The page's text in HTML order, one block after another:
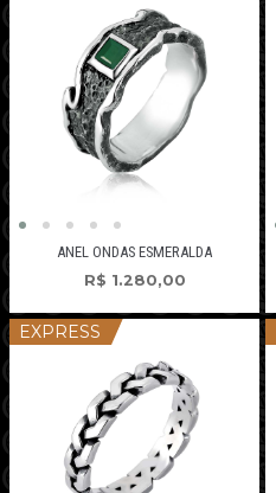
ANEL ONDAS ESMERALDA
R$ 1.280,00
EXPRESS